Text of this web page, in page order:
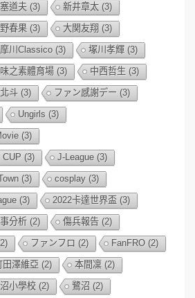
道夫 (3) 新井章太 (3)
春果 (3) 大関友翔 (3)
川Classico (3) 塚川孝輝 (3)
味之素體育場 (3) 中西哲生 (3)
斗 (3) ファン感謝デー (3)
Ungirls (3)
(3)
CUP (3) J-League (3)
(3) cosplay (3)
(3) 2022卡達世界盃 (3)
分析 (2) 傷兵報告 (2)
ファンフロ (2) FanFRO (2)
田澤維亞 (2) 本間凜 (2)
小學校 (2) 鷺沼 (2)